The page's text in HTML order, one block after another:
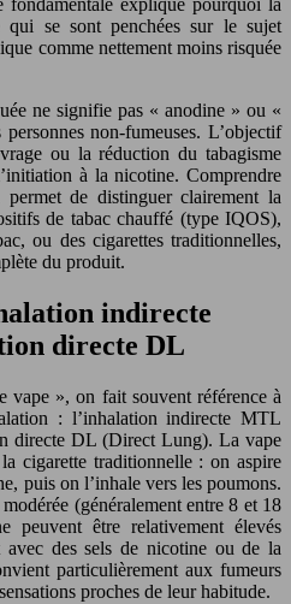
fondamentale explique pourquoi la
qui se sont penchées sur le sujet
comme nettement moins risquée
ne signifie pas « anodine » ou «
non-fumeuses. L’objectif
ou la réduction du tabagisme
à la nicotine. Comprendre
permet de distinguer clairement la
de tabac chauffé (type IQOS),
ou des cigarettes traditionnelles,
du produit.
indirecte
directe DL
vape », on fait souvent référence à
: l’inhalation indirecte MTL
directe DL (Direct Lung). La vape
cigarette traditionnelle : on aspire
puis on l’inhale vers les poumons.
(généralement entre 8 et 18
peuvent être relativement élevés
avec des sels de nicotine ou de la
particulièrement aux fumeurs
proches de leur habitude.